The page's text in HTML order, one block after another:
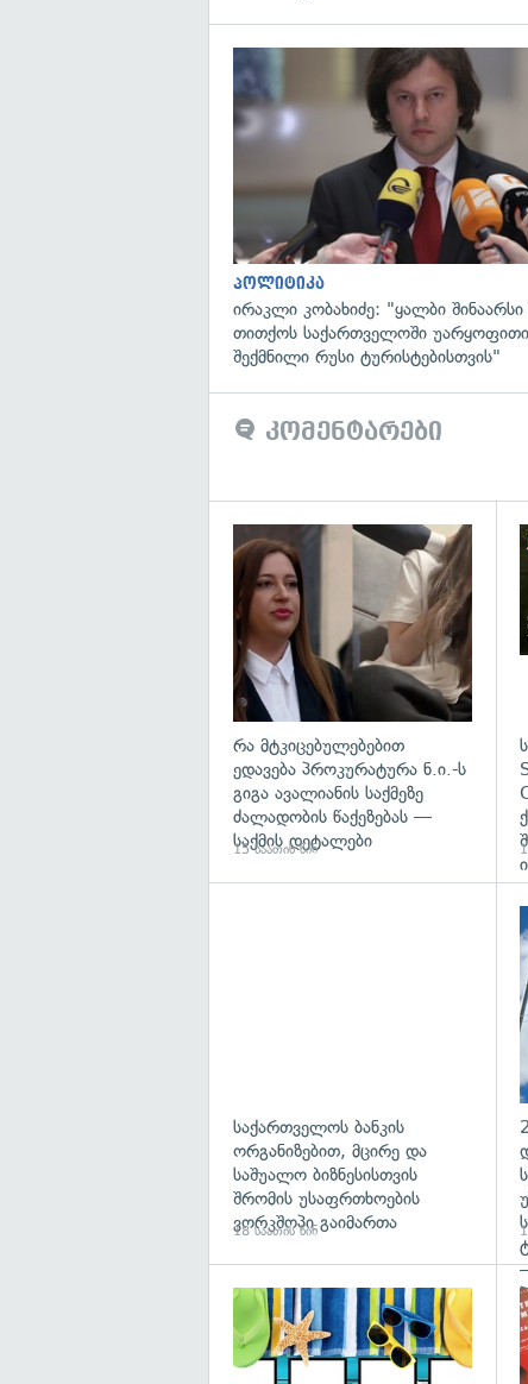
პოლიტიკა
ირაკლი კობახიძე: "ყალბი შინაარსი
თითქოს საქართველოში
შექმნილი რუსი ტურისტებისთვის"
კომენტარები
რა მტკიცებულებებით
ედავება პროკურატურა ნ.ი.-ს
გიგა ავალიანის საქმეზე
ძალადობის წაქეზებას —
საქმის დეტალები
15 საათის წინ
საქართველოს ბანკის
ორგანიზებით, მცირე და
საშუალო ბიზნესისთვის
შრომის უსაფრთხოების
ვორკშოპი გაიმართა
18 საათის წინ